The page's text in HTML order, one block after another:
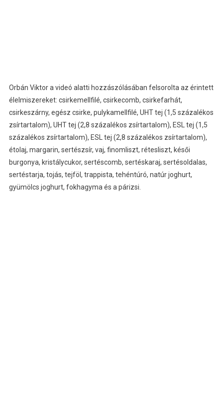
Orbán Viktor a videó alatti hozzászólásában felsorolta az érintett
élelmiszereket: csirkemellfilé, csirkecomb, csirkefarhát,
csirkeszárny, egész csirke, pulykamellfilé, UHT tej (1,5 százalékos
zsírtartalom), UHT tej (2,8 százalékos zsírtartalom), ESL tej (1,5
százalékos zsírtartalom), ESL tej (2,8 százalékos zsírtartalom),
étolaj, margarin, sertészsír, vaj, finomliszt, rétesliszt, késői
burgonya, kristálycukor, sertéscomb, sertéskaraj, sertésoldalas,
sertéstarja, tojás, tejföl, trappista, tehéntúró, natúr joghurt,
gyümölcs joghurt, fokhagyma és a párizsi.